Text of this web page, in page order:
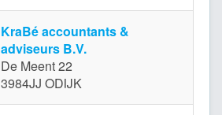
KraBé accountants &
adviseurs B.V.
De Meent 22
3984JJ ODIJK